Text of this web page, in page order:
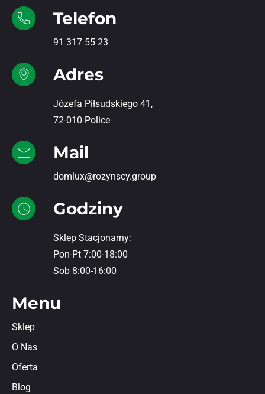
Telefon
91 317 55 23
Adres
Józefa Piłsudskiego 41,
72-010 Police
Mail
domlux@rozynscy.group
Godziny
Sklep Stacjonarny:
Pon-Pt 7:00-18:00
Sob 8:00-16:00
Menu
Sklep
O Nas
Oferta
Blog